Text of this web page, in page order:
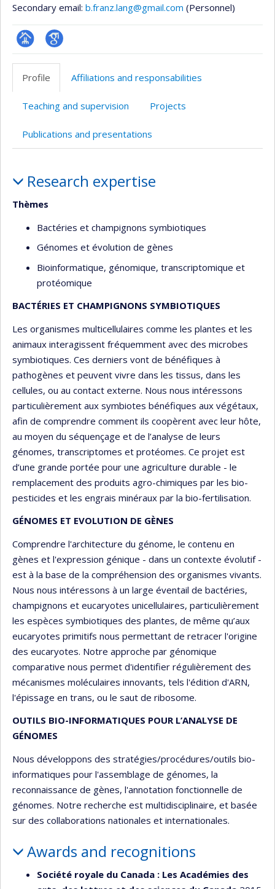
Secondary email: b.franz.lang@gmail.com (Personnel)
Page Google
Profile Affiliations and responsabilities
Teaching and supervision Projects
Publications and presentations
Research expertise
Thèmes
Bactéries et champignons symbiotiques
Génomes et évolution de gènes
Bioinformatique, génomique, transcriptomique et
protéomique
BACTÉRIES ET CHAMPIGNONS SYMBIOTIQUES
Les organismes multicellulaires comme les plantes et les
animaux interagissent fréquemment avec des microbes
symbiotiques. Ces derniers vont de bénéfiques à
pathogènes et peuvent vivre dans les tissus, dans les
cellules, ou au contact externe. Nous nous intéressons
particulièrement aux symbiotes bénéfiques aux végétaux,
afin de comprendre comment ils coopèrent avec leur hôte,
au moyen du séquençage et de l’analyse de leurs
génomes, transcriptomes et protéomes. Ce projet est
d’une grande portée pour une agriculture durable - le
remplacement des produits agro-chimiques par les bio-
pesticides et les engrais minéraux par la bio-fertilisation.
GÉNOMES ET EVOLUTION DE GÈNES
Comprendre l'architecture du génome, le contenu en
gènes et l'expression génique - dans un contexte évolutif -
est à la base de la compréhension des organismes vivants.
Nous nous intéressons à un large éventail de bactéries,
champignons et eucaryotes unicellulaires, particulièrement
les espèces symbiotiques des plantes, de même qu’aux
eucaryotes primitifs nous permettant de retracer l'origine
des eucaryotes. Notre approche par génomique
comparative nous permet d'identifier régulièrement des
mécanismes moléculaires innovants, tels l'édition d'ARN,
l'épissage en trans, ou le saut de ribosome.
OUTILS BIO-INFORMATIQUES POUR L’ANALYSE DE
GÉNOMES
Nous développons des stratégies/procédures/outils bio-
informatiques pour l'assemblage de génomes, la
reconnaissance de gènes, l'annotation fonctionnelle de
génomes. Notre recherche est multidisciplinaire, et basée
sur des collaborations nationales et internationales.
Awards and recognitions
Société royale du Canada : Les Académies des